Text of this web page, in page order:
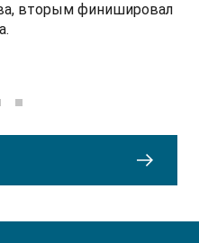
вторым финишировал